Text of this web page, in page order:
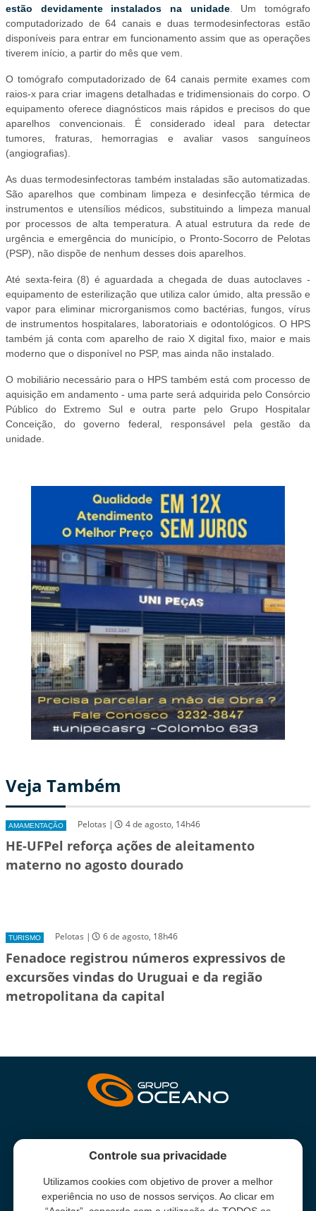
estão devidamente instalados na unidade. Um tomógrafo
computadorizado de 64 canais e duas termodesinfectoras estão
disponíveis para entrar em funcionamento assim que as operações
tiverem início, a partir do mês que vem.
O tomógrafo computadorizado de 64 canais permite exames com
raios-x para criar imagens detalhadas e tridimensionais do corpo. O
equipamento oferece diagnósticos mais rápidos e precisos do que
aparelhos convencionais. É considerado ideal para detectar
tumores, fraturas, hemorragias e avaliar vasos sanguíneos
(angiografias).
As duas termodesinfectoras também instaladas são automatizadas.
São aparelhos que combinam limpeza e desinfecção térmica de
instrumentos e utensílios médicos, substituindo a limpeza manual
por processos de alta temperatura. A atual estrutura da rede de
urgência e emergência do município, o Pronto-Socorro de Pelotas
(PSP), não dispõe de nenhum desses dois aparelhos.
Até sexta-feira (8) é aguardada a chegada de duas autoclaves -
equipamento de esterilização que utiliza calor úmido, alta pressão e
vapor para eliminar microrganismos como bactérias, fungos, vírus
de instrumentos hospitalares, laboratoriais e odontológicos. O HPS
também já conta com aparelho de raio X digital fixo, maior e mais
moderno que o disponível no PSP, mas ainda não instalado.
O mobiliário necessário para o HPS também está com processo de
aquisição em andamento - uma parte será adquirida pelo Consórcio
Público do Extremo Sul e outra parte pelo Grupo Hospitalar
Conceição, do governo federal, responsável pela gestão da
unidade.
Veja Também
AMAMENTAÇÃO Pelotas | 4 de agosto, 14h46
HE-UFPel reforça ações de aleitamento
materno no agosto dourado
TURISMO Pelotas | 6 de agosto, 18h46
Fenadoce registrou números expressivos de
excursões vindas do Uruguai e da região
metropolitana da capital
INSTITUCIONAL
Grupo Oceano - Todos direitos reservados -
Controle sua privacidade
Utilizamos cookies com objetivo de prover a melhor
experiência no uso de nossos serviços. Ao clicar em